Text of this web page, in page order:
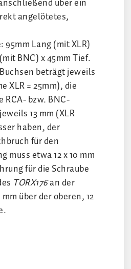
über ein
angelötetes,
95mm Lang (mit XLR)
BNC) x 45mm Tief.
beträgt jeweils
XLR = 25mm), die
RCA- bzw. BNC-
13 mm (XLR
haben, der
für den
muss etwa 12 x 10 mm
für die Schraube
TORX176an der
über der oberen, 12